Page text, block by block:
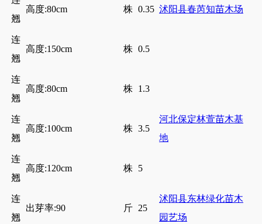
沭阳县春芮知苗木场
翘
高度:80cm 株 0.35
连
翘
高度:150cm 株 0.5
连
翘
高度:80cm 株 1.3
河北保定林萱苗木基
地
连
翘
高度:100cm 株 3.5
连
翘
高度:120cm 株 5
连
翘
出芽率:90 斤 25
沭阳县东林绿化苗木
园艺场